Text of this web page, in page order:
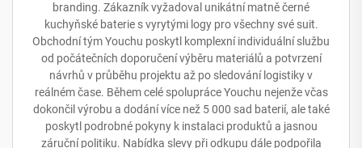
branding. Zákazník vyžadoval unikátní matně černé
kuchyňské baterie s vyrytými logy pro všechny své suit.
Obchodní tým Youchu poskytl komplexní individuální službu
od počátečních doporučení výběru materiálů a potvrzení
návrhů v průběhu projektu až po sledování logistiky v
reálném čase. Během celé spolupráce Youchu nejenže včas
dokončil výrobu a dodání více než 5 000 sad baterií, ale také
poskytl podrobné pokyny k instalaci produktů a jasnou
záruční politiku. Nabídka slevy při odkupu dále podpořila